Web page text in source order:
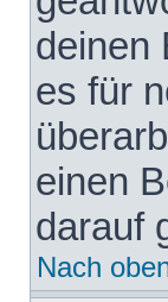
deinen
es für
einen
darauf
Nach